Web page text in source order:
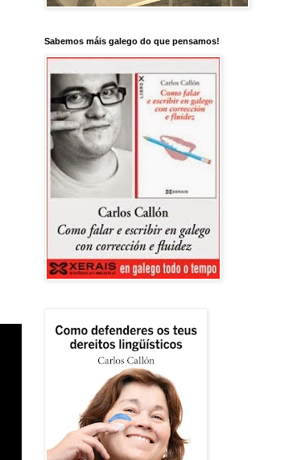
Sabemos máis galego do que pensamos!